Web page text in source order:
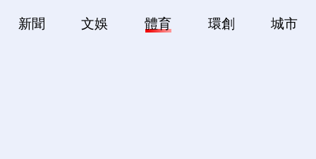
新聞 文娛 體育 環創 城市